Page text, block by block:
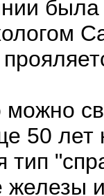
50 лет
тип
и